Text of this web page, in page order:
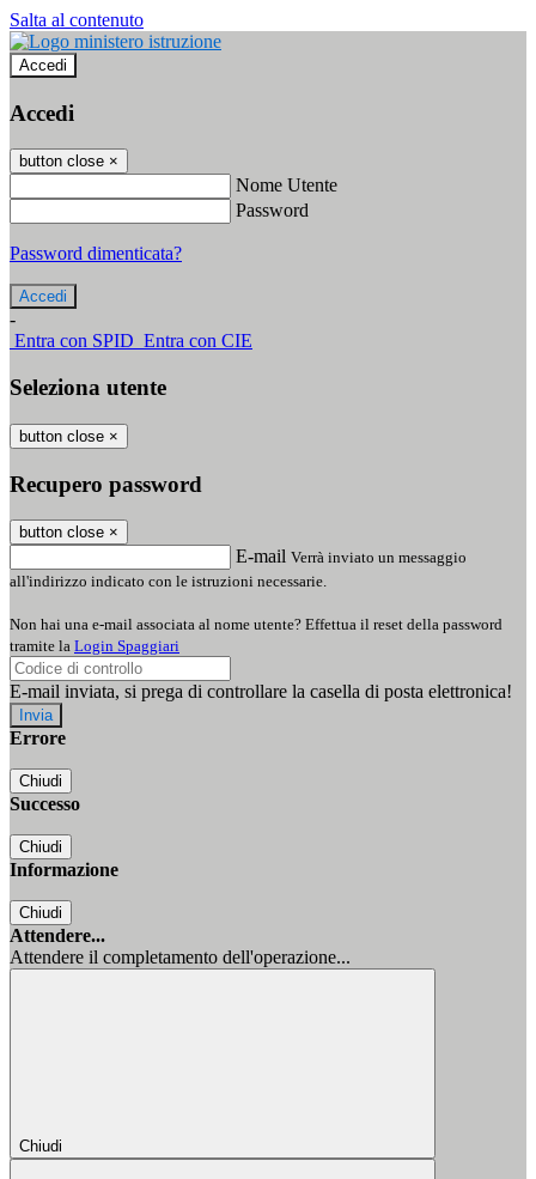
Salta al contenuto
Accedi
Accedi
button close ×
Nome Utente
Password
Password dimenticata?
-
Entra con SPID Entra con CIE
Seleziona utente
button close ×
Recupero password
button close ×
E-mail Verrà inviato un messaggio
all'indirizzo indicato con le istruzioni necessarie.
Non hai una e-mail associata al nome utente? Effettua il reset della password
tramite la Login Spaggiari
E-mail inviata, si prega di controllare la casella di posta elettronica!
Errore
Chiudi
Successo
Chiudi
Informazione
Chiudi
Attendere...
Attendere il completamento dell'operazione...
Chiudi